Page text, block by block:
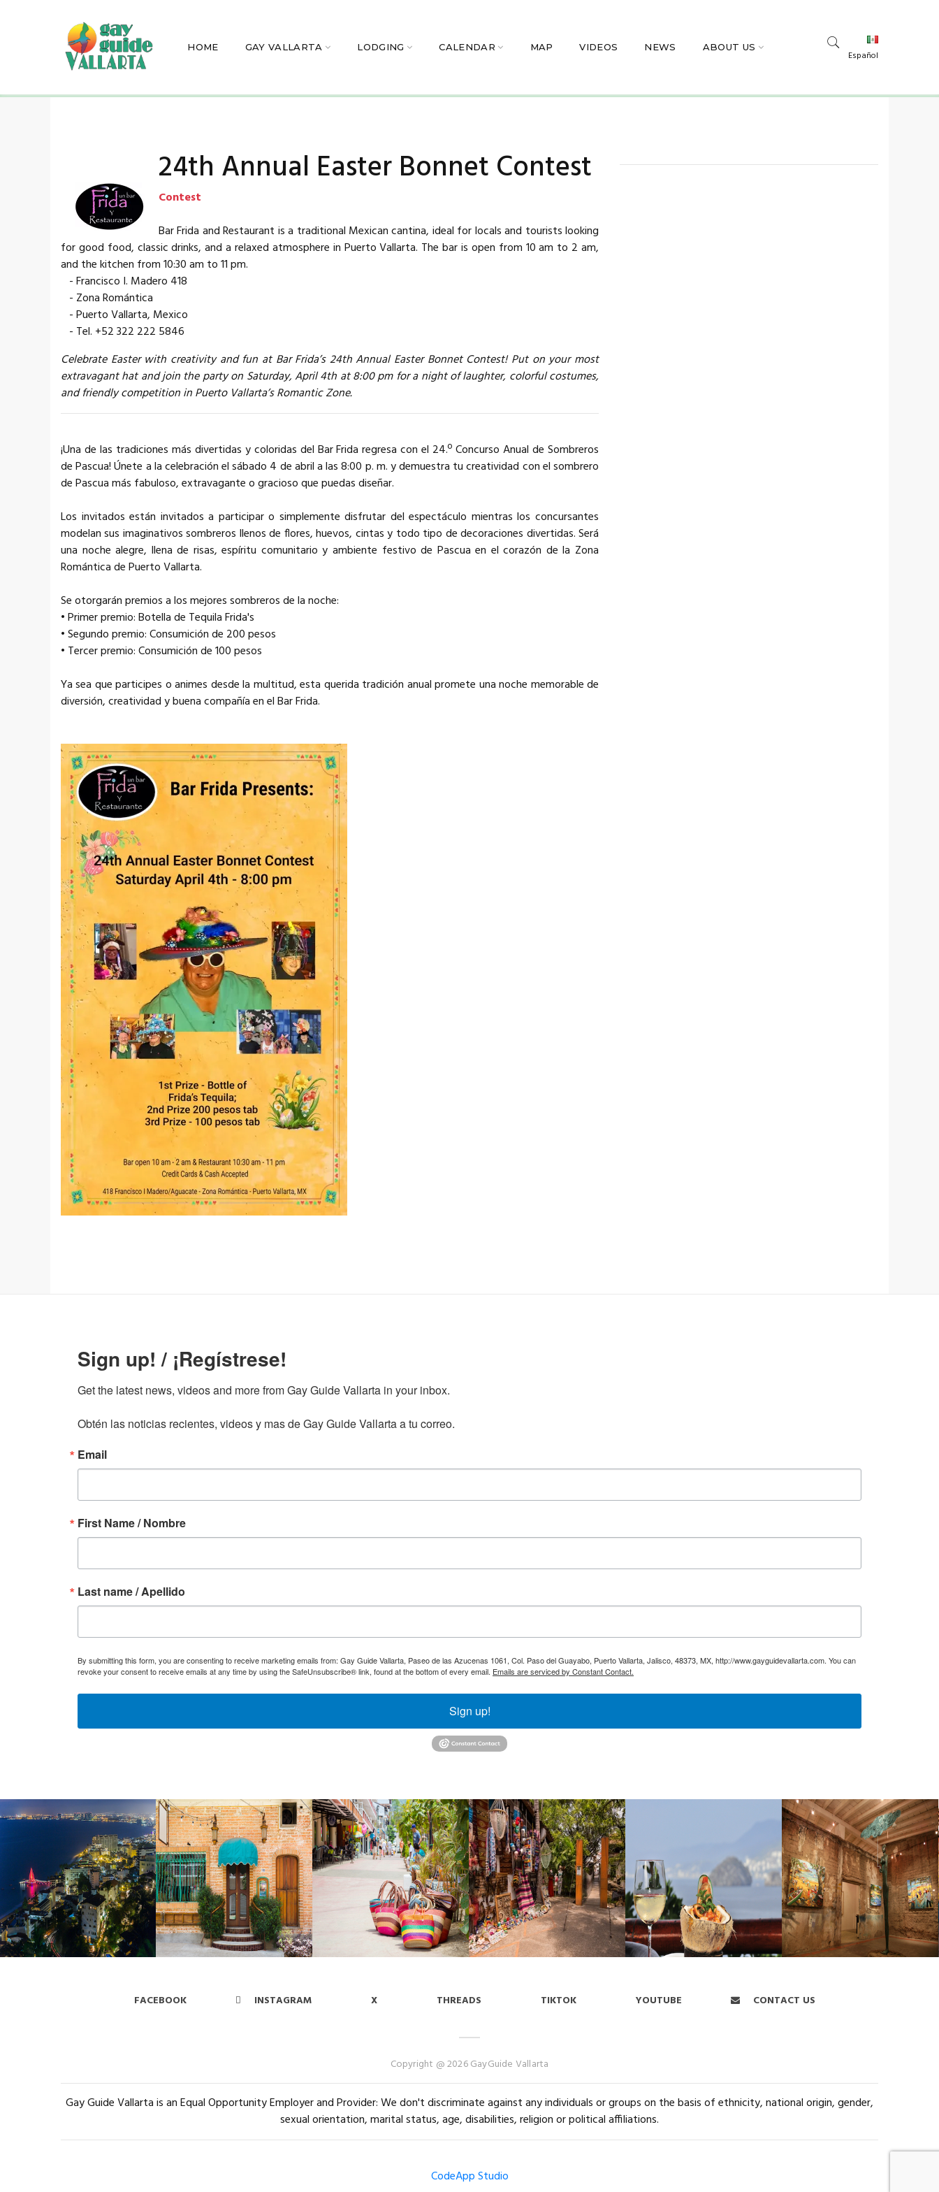
HOME GAY VALLARTA LODGING CALENDAR MAP VIDEOS NEWS ABOUT US
Español
24th Annual Easter Bonnet Contest
Contest
Bar Frida and Restaurant is a traditional Mexican cantina, ideal for locals and tourists looking
for good food, classic drinks, and a relaxed atmosphere in Puerto Vallarta. The bar is open from 10 am to 2 am,
and the kitchen from 10:30 am to 11 pm.
- Francisco I. Madero 418
- Zona Romántica
- Puerto Vallarta, Mexico
- Tel. +52 322 222 5846
Celebrate Easter with creativity and fun at Bar Frida’s 24th Annual Easter Bonnet Contest! Put on your most
extravagant hat and join the party on Saturday, April 4th at 8:00 pm for a night of laughter, colorful costumes,
and friendly competition in Puerto Vallarta’s Romantic Zone.
¡Una de las tradiciones más divertidas y coloridas del Bar Frida regresa con el 24.º Concurso Anual de Sombreros
de Pascua! Únete a la celebración el sábado 4 de abril a las 8:00 p. m. y demuestra tu creatividad con el sombrero
de Pascua más fabuloso, extravagante o gracioso que puedas diseñar.
Los invitados están invitados a participar o simplemente disfrutar del espectáculo mientras los concursantes
modelan sus imaginativos sombreros llenos de flores, huevos, cintas y todo tipo de decoraciones divertidas. Será
una noche alegre, llena de risas, espíritu comunitario y ambiente festivo de Pascua en el corazón de la Zona
Romántica de Puerto Vallarta.
Se otorgarán premios a los mejores sombreros de la noche:
• Primer premio: Botella de Tequila Frida's
• Segundo premio: Consumición de 200 pesos
• Tercer premio: Consumición de 100 pesos
Ya sea que participes o animes desde la multitud, esta querida tradición anual promete una noche memorable de
diversión, creatividad y buena compañía en el Bar Frida.
Sign up! / ¡Regístrese!
Get the latest news, videos and more from Gay Guide Vallarta in your inbox.
Obtén las noticias recientes, videos y mas de Gay Guide Vallarta a tu correo.
Email
First Name / Nombre
Last name / Apellido
By submitting this form, you are consenting to receive marketing emails from: Gay Guide Vallarta, Paseo de las Azucenas 1061, Col. Paso del Guayabo, Puerto Vallarta, Jalisco, 48373, MX, http://www.gayguidevallarta.com. You can
revoke your consent to receive emails at any time by using the SafeUnsubscribe® link, found at the bottom of every email. Emails are serviced by Constant Contact.
Sign up!
FACEBOOK INSTAGRAM X THREADS TIKTOK YOUTUBE CONTACT US
Copyright @ 2026 GayGuide Vallarta
Gay Guide Vallarta is an Equal Opportunity Employer and Provider: We don't discriminate against any individuals or groups on the basis of ethnicity, national origin, gender,
sexual orientation, marital status, age, disabilities, religion or political affiliations.
CodeApp Studio